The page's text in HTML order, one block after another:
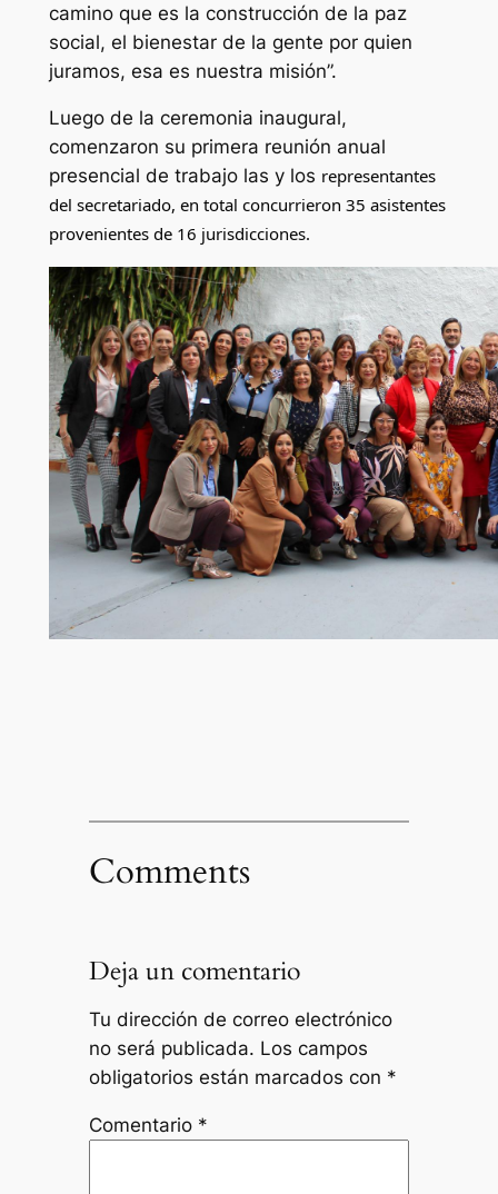
camino que es la construcción de la paz
social, el bienestar de la gente por quien
juramos, esa es nuestra misión”.
Luego de la ceremonia inaugural,
comenzaron su primera reunión anual
presencial de trabajo las y los representantes
del secretariado, en total concurrieron 35 asistentes
provenientes de 16 jurisdicciones.
Comments
Deja un comentario
Tu dirección de correo electrónico
no será publicada. Los campos
obligatorios están marcados con *
Comentario *